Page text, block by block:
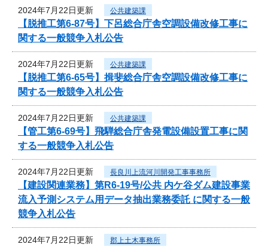
2024年7月22日更新 公共建築課
【脱推工第6-87号】下呂総合庁舎空調設備改修工事に
関する一般競争入札公告
2024年7月22日更新 公共建築課
【脱推工第6-65号】揖斐総合庁舎空調設備改修工事に
関する一般競争入札公告
2024年7月22日更新 公共建築課
【管工第6-69号】飛騨総合庁舎発電設備設置工事に関
する一般競争入札公告
2024年7月22日更新 長良川上流河川開発工事事務所
【建設関連業務】第R6-19号/公共 内ケ谷ダム建設事業
流入予測システム用データ抽出業務委託 に関する一般
競争入札公告
2024年7月22日更新 郡上土木事務所